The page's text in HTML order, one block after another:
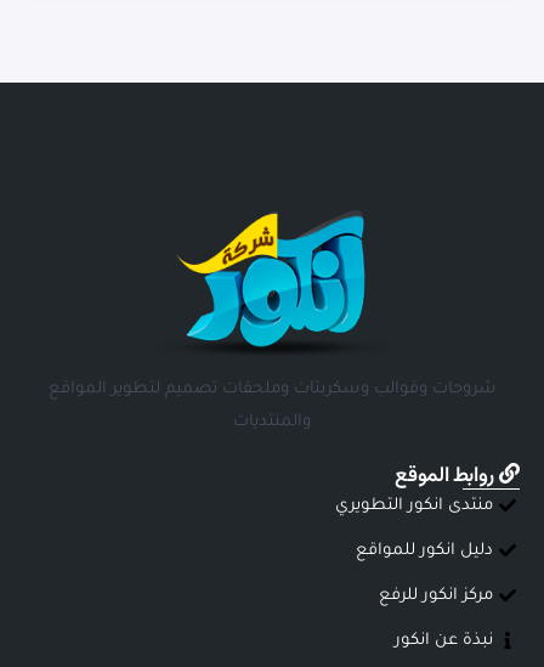
شروحات وقوالب وسكربتات وملحقات تصميم لتطوير المواقع
والمنتديات
روابط الموقع
منتدى انكور التطويري
دليل انكور للمواقع
مركز انكور للرفع
نبذة عن انكور